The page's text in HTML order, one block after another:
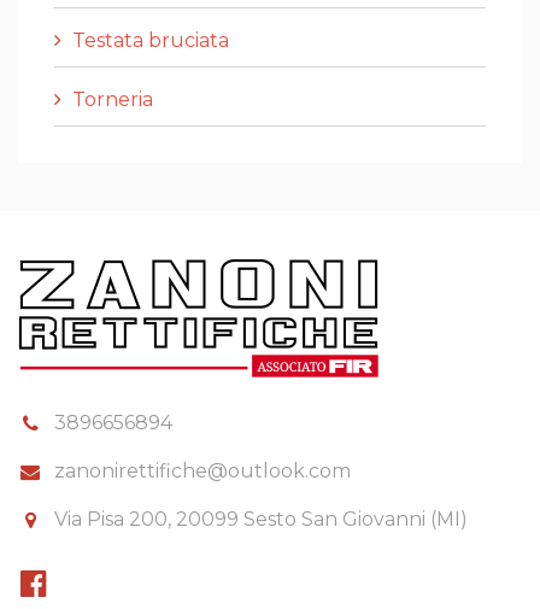
Testata bruciata
Torneria
3896656894
zanonirettifiche@outlook.com
Via Pisa 200, 20099 Sesto San Giovanni (MI)